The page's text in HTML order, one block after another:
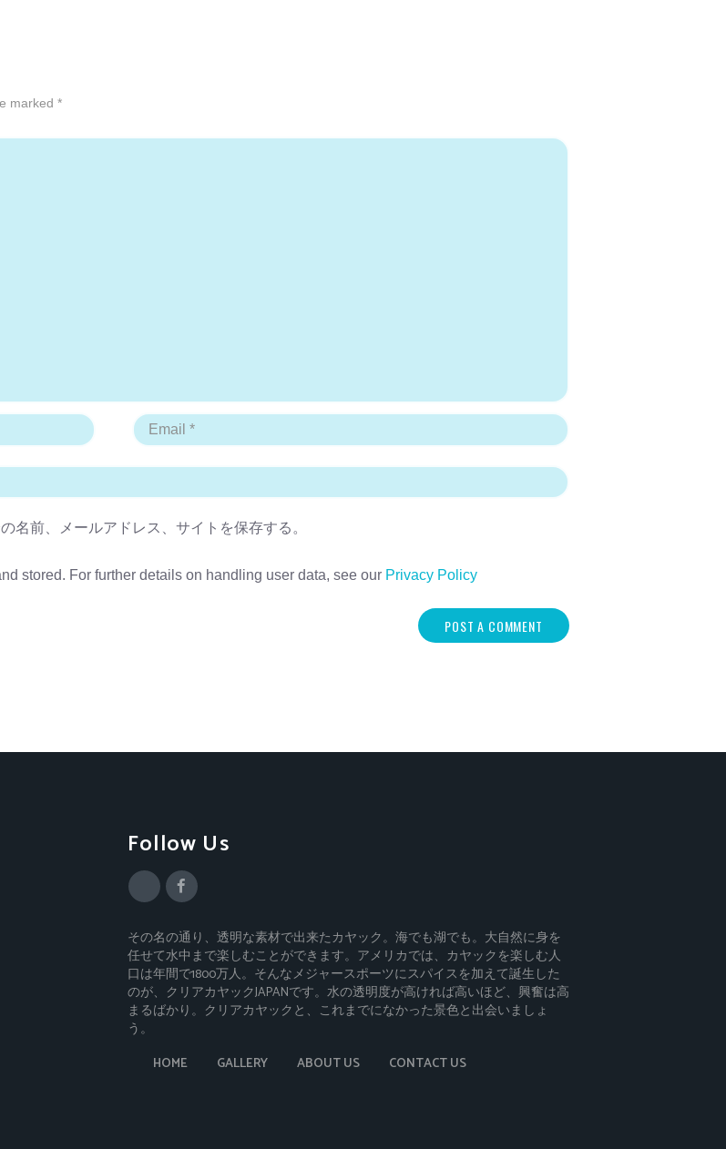
marked *
名前、メールアドレス、サイトを保存する。
stored. For further details on handling user data, see our Privacy Policy
Follow Us
その名の通り、透明な素材で出来たカヤック。海でも湖でも。大自然に身を
任せて水中まで楽しむことができます。アメリカでは、カヤックを楽しむ人
口は年間で1800万人。そんなメジャースポーツにスパイスを加えて誕生した
のが、クリアカヤックJAPANです。水の透明度が高ければ高いほど、興奮は高
まるばかり。クリアカヤックと、これまでになかった景色と出会いましょ
う。
HOME
GALLERY ABOUT US CONTACT US